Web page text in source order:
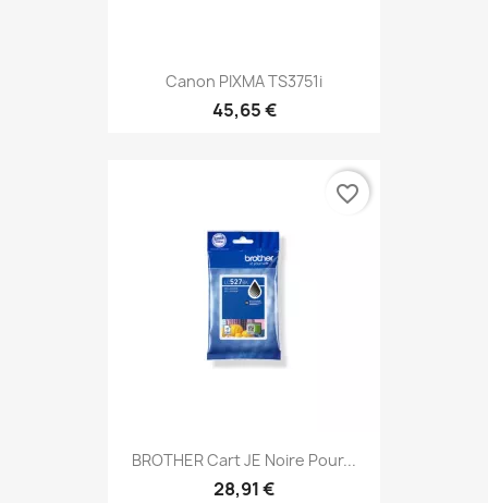
Canon PIXMA TS3751i
45,65 €
BROTHER Cart JE Noire Pour...
28,91 €
favorite_border